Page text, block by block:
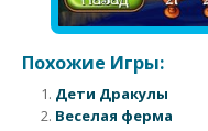
Похожие Игры:
Дети Дракулы
Веселая ферма